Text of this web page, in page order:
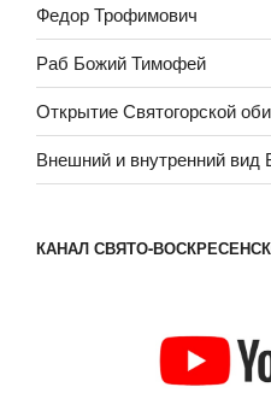
Федор Трофимович
Раб Божий Тимофей
Открытие Святогорской
Внешний и внутренний вид
КАНАЛ СВЯТО-